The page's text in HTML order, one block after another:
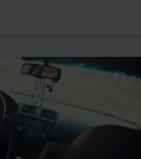
się dacie przeglądu